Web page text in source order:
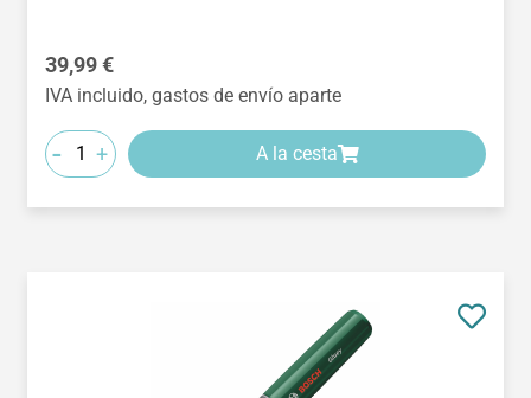
Precio normal:
39,99 €
IVA incluido, gastos de envío aparte
- + A la cesta